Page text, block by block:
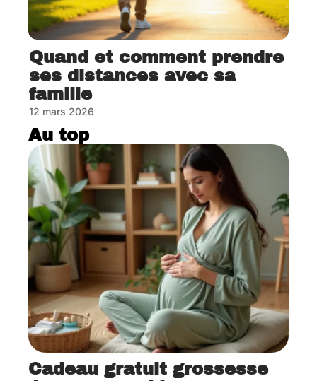
Quand et comment prendre
ses distances avec sa
famille
12 mars 2026
Au top
Cadeau gratuit grossesse